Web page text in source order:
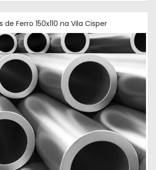
de Ferro 150x110 na Vila Cisper